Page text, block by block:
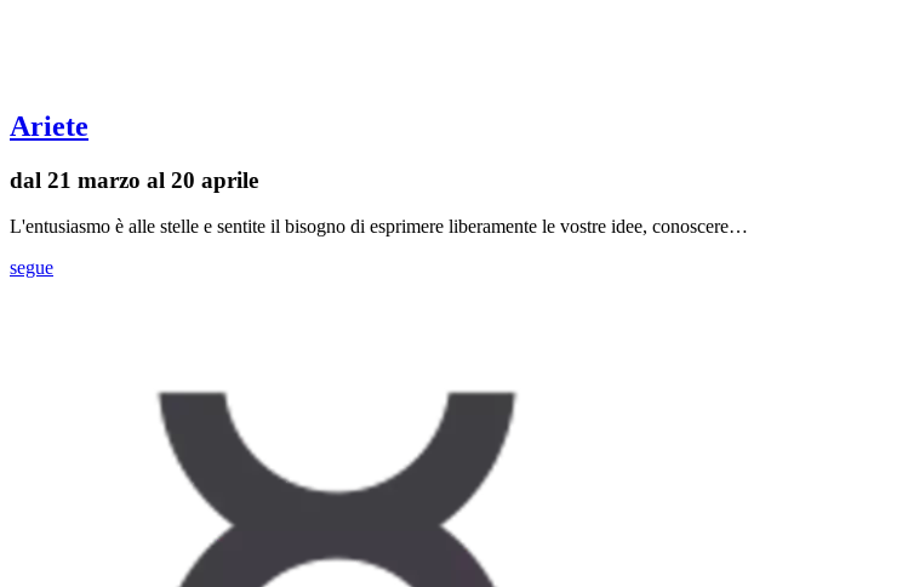
Ariete
dal 21 marzo al 20 aprile
L'entusiasmo è alle stelle e sentite il bisogno di esprimere liberamente le vostre idee, conoscere…
segue